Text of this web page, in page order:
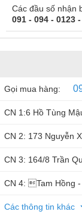
Các đầu số nhận
091 - 094 - 0123
Gọi mua hàng:
CN 1:6 Hồ Tùng
CN 2: 173 Nguyễn
CN 3: 164/8 Trần
CN 4: Tam Hồng
Các thông tin khác